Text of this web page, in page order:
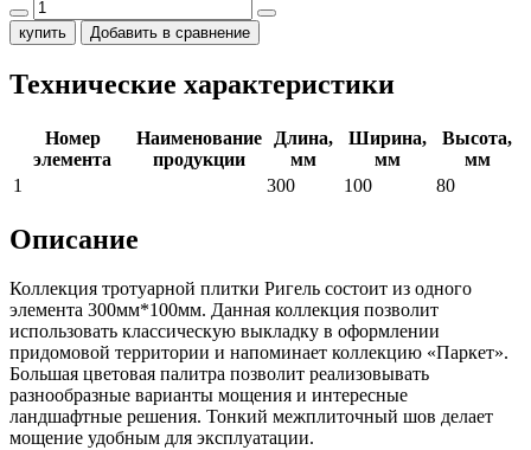
купить Добавить в сравнение
Технические характеристики
Номер
элемента
Наименование
продукции
Длина,
мм
Ширина,
мм
Высота,
мм
1
300 100 80
Описание
Коллекция тротуарной плитки Ригель состоит из одного
элемента 300мм*100мм. Данная коллекция позволит
использовать классическую выкладку в оформлении
придомовой территории и напоминает коллекцию «Паркет».
Большая цветовая палитра позволит реализовывать
разнообразные варианты мощения и интересные
ландшафтные решения. Тонкий межплиточный шов делает
мощение удобным для эксплуатации.